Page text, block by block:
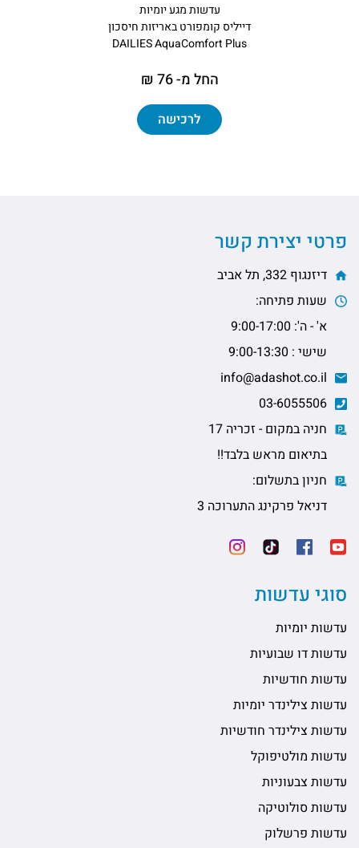
עדשות מגע יומיות
דייליס קומפורט באריזות חיסכון
DAILIES AquaComfort Plus
החל מ- 76 ₪
לרכישה
פרטי יצירת קשר
דיזנגוף 332, תל אביב
שעות פתיחה:
א' - ה': 9:00-17:00
שישי : 9:00-13:30
חניה במקום - זכריה 17
בתיאום מראש בלבד!!
חניון בתשלום:
דניאל פרקינג התערוכה 3
סוגי עדשות
עדשות יומיות
עדשות דו שבועיות
עדשות חודשיות
עדשות צילינדר יומיות
עדשות צילינדר חודשיות
עדשות מולטיפוקל
עדשות צבעוניות
עדשות סולוטיקה
עדשות פרשלוק